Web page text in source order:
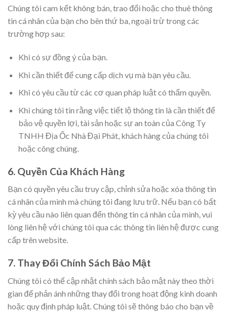
Chúng tôi cam kết không bán, trao đổi hoặc cho thuê thông
tin cá nhân của bạn cho bên thứ ba, ngoại trừ trong các
trường hợp sau:
Khi có sự đồng ý của bạn.
Khi cần thiết để cung cấp dịch vụ mà bạn yêu cầu.
Khi có yêu cầu từ các cơ quan pháp luật có thẩm quyền.
Khi chúng tôi tin rằng việc tiết lộ thông tin là cần thiết để
bảo vệ quyền lợi, tài sản hoặc sự an toàn của Công Ty
TNHH Địa Ốc Nhà Đại Phát, khách hàng của chúng tôi
hoặc công chúng.
6. Quyền Của Khách Hàng
Bạn có quyền yêu cầu truy cập, chỉnh sửa hoặc xóa thông tin
cá nhân của mình mà chúng tôi đang lưu trữ. Nếu bạn có bất
kỳ yêu cầu nào liên quan đến thông tin cá nhân của mình, vui
lòng liên hệ với chúng tôi qua các thông tin liên hệ được cung
cấp trên website.
7. Thay Đổi Chính Sách Bảo Mật
Chúng tôi có thể cập nhật chính sách bảo mật này theo thời
gian để phản ánh những thay đổi trong hoạt động kinh doanh
hoặc quy định pháp luật. Chúng tôi sẽ thông báo cho bạn về